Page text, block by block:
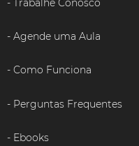
Trabalhe Conosco
Agende uma Aula
Como Funciona
Perguntas Frequentes
Ebooks